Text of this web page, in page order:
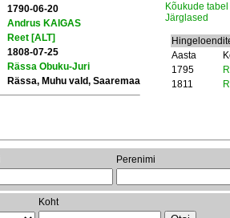
1790-06-20
Andrus KAIGAS
Reet [ALT]
1808-07-25
Rässa Obuku-Juri
Rässa, Muhu vald, Saaremaa
Kõukude tabel
Järglased
Aasta
1795
1811
Perenimi
Koht